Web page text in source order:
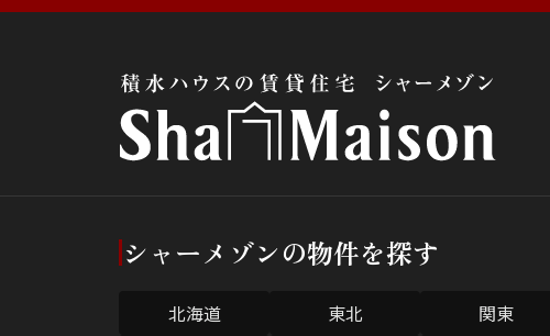
シャーメゾンの物件を探す
北海道 東北 関東